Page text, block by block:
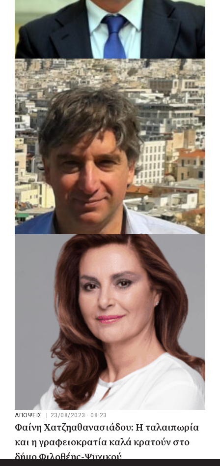
κτηνοτρόφους
ΑΠΟΨΕΙΣ | 28/08/2023 · 09:31
Γιάννης Σγουρός: Πολιτική προστασία –
Αφηρημένη έννοια ή πραγματική υπηρεσία
για τον πολίτη ;
23/08/2023 · 10:07
Γιώργος Αποστολόπουλος: Δαδιά, Έβρος,
Πάρνηθα, Ελλάδα ένας χρόνος μετά – Η
αποτέφρωση με ευθύνες της ΝΔ
συνεχίζεται
ΑΠΟΨΕΙΣ 23/08/2023 · 08:23
Φαίνη Χατζηαθανασιάδου: Η ταλαιπωρία
και η γραφειοκρατία καλά κρατούν στο
δήμο Φιλοθέης-Ψυχικού